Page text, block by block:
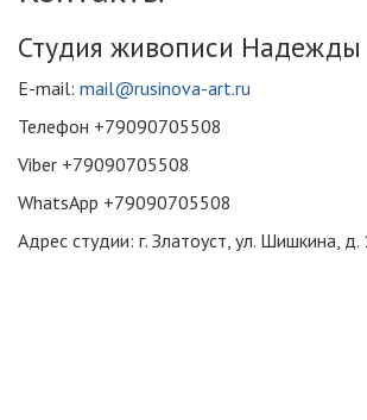
Студия живописи Надежды
E-mail: mail@rusinova-art.ru
Телефон +79090705508
Viber +79090705508
WhatsApp +79090705508
Адрес студии: г. Златоуст, ул. Шишкина, д.